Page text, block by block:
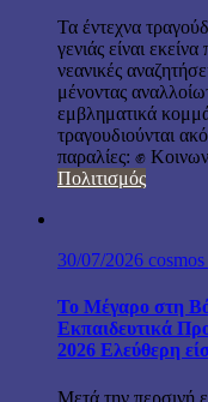
Τα έντεχνα
γενιάς είναι
νεανικές
μένοντας
εμβληματικά
τραγουδιούνται
παραλίες: ✊
Πολιτισμός
30/07/2026 cosmos
Το Μέγαρο στη
Εκπαιδευτικά
2026 Ελεύθερη
Μετά την περσινή